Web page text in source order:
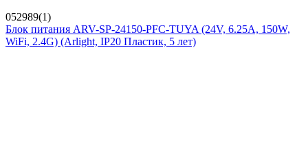
052989(1)
Блок питания ARV-SP-24150-PFC-TUYA (24V, 6.25A, 150W,
WiFi, 2.4G) (Arlight, IP20 Пластик, 5 лет)